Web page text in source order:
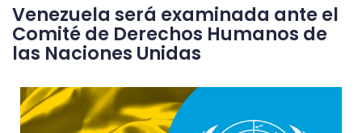
Venezuela será examinada ante el
Comité de Derechos Humanos de
las Naciones Unidas